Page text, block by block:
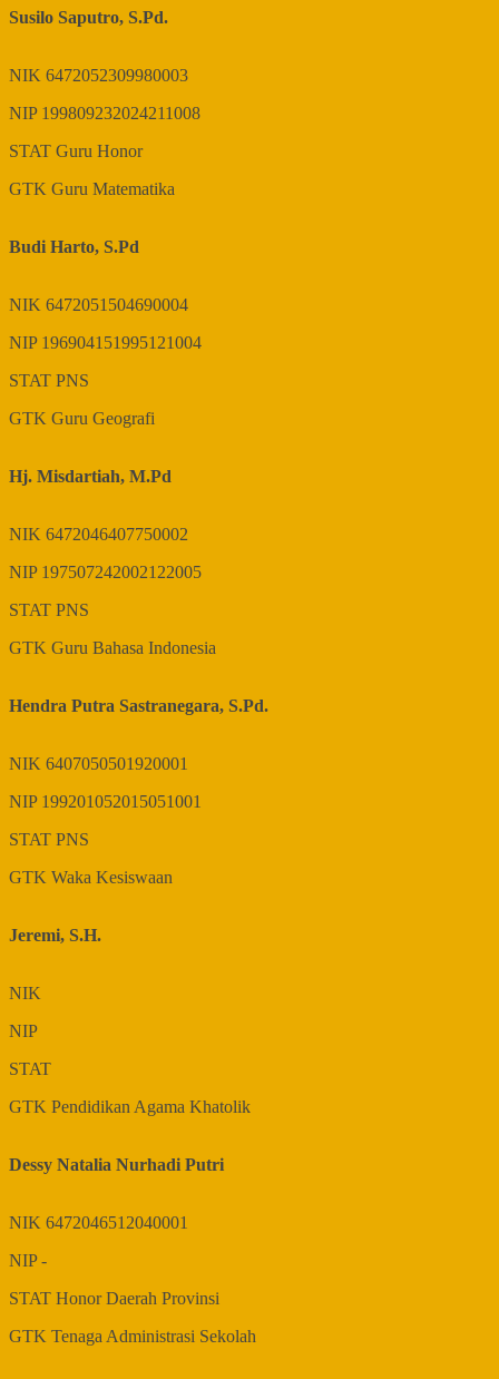
Susilo Saputro, S.Pd.
NIK 6472052309980003
NIP 199809232024211008
STAT Guru Honor
GTK Guru Matematika
Budi Harto, S.Pd
NIK 6472051504690004
NIP 196904151995121004
STAT PNS
GTK Guru Geografi
Hj. Misdartiah, M.Pd
NIK 6472046407750002
NIP 197507242002122005
STAT PNS
GTK Guru Bahasa Indonesia
Hendra Putra Sastranegara, S.Pd.
NIK 6407050501920001
NIP 199201052015051001
STAT PNS
GTK Waka Kesiswaan
Jeremi, S.H.
NIK
NIP
STAT
GTK Pendidikan Agama Khatolik
Dessy Natalia Nurhadi Putri
NIK 6472046512040001
NIP-
STAT Honor Daerah Provinsi
GTK Tenaga Administrasi Sekolah